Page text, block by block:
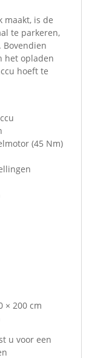
maakt, is de
te parkeren,
het opladen
hoeft te
(45 Nm)
× 200 cm
u voor een